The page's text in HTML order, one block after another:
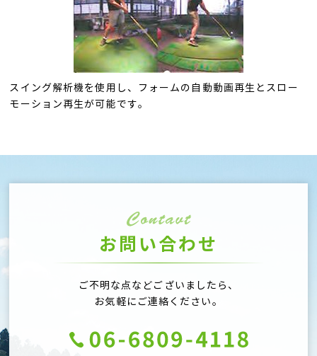
スイング解析機を使用し、フォームの自動動画再生とスロー
モーション再生が可能です。
お問い合わせ
ご不明な点などございましたら、
お気軽にご連絡ください。